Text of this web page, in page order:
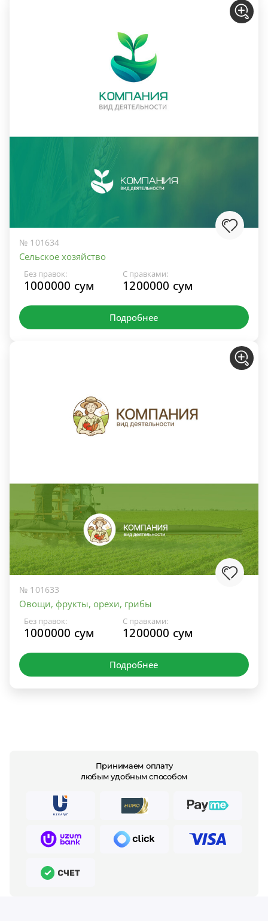
№ 101634
Сельское хозяйство
Без правок:
1000000 сум
С правками:
1200000 сум
Подробнее
№ 101633
Овощи, фрукты, орехи, грибы
Без правок:
1000000 сум
С правками:
1200000 сум
Подробнее
Принимаем оплату
любым удобным способом